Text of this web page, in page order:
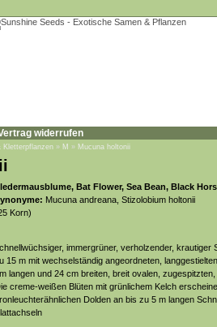
widerrufen
Kletterpflanzen » M » Mucuna holtonii
Bat Flower, Sea Bean, Black
Mucuna andreana, Stizolobium holtonii
Korn)
immergrüner, verholzender, krautiger
15 m mit wechselständig angeordneten,
langen und 24 cm breiten, breit ovalen, zugespitzten,
creme-weißen Blüten mit grünlichem Kelch
Dolden an bis zu 5 m langen